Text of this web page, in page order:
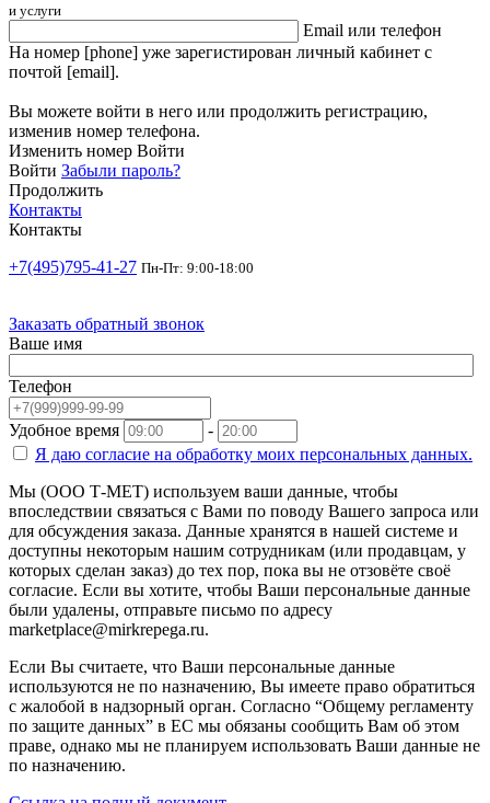
и услуги
Email или телефон
На номер [phone] уже зарегистирован личный кабинет с
почтой [email].
Вы можете войти в него или продолжить регистрацию,
изменив номер телефона.
Изменить номер Войти
Войти Забыли пароль?
Продолжить
Контакты
Контакты
+7(495)795-41-27 Пн-Пт: 9:00-18:00
Заказать обратный звонок
Ваше имя
Телефон
Удобное время
-
Я даю согласие на обработку моих персональных данных.
Мы (ООО Т-МЕТ) используем ваши данные, чтобы
впоследствии связаться с Вами по поводу Вашего запроса или
для обсуждения заказа. Данные хранятся в нашей системе и
доступны некоторым нашим сотрудникам (или продавцам, у
которых сделан заказ) до тех пор, пока вы не отзовёте своё
согласие. Если вы хотите, чтобы Ваши персональные данные
были удалены, отправьте письмо по адресу
marketplace@mirkrepega.ru.
Если Вы считаете, что Ваши персональные данные
используются не по назначению, Вы имеете право обратиться
с жалобой в надзорный орган. Согласно “Общему регламенту
по защите данных” в ЕС мы обязаны сообщить Вам об этом
праве, однако мы не планируем использовать Ваши данные не
по назначению.